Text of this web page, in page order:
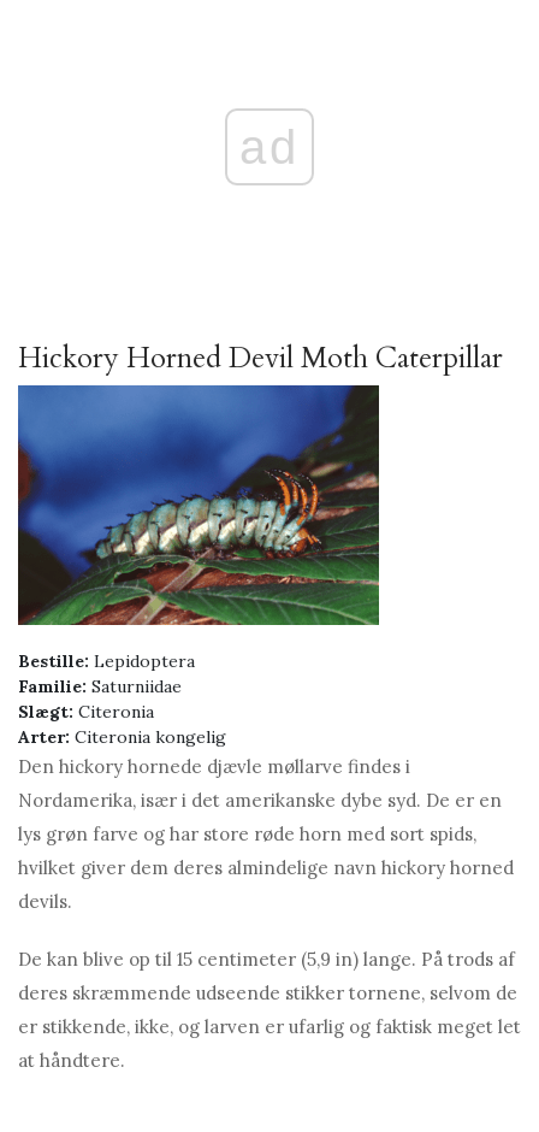
ad
Hickory Horned Devil Moth Caterpillar
Bestille: Lepidoptera
Familie: Saturniidae
Slægt: Citeronia
Arter: Citeronia kongelig
Den hickory hornede djævle møllarve findes i
Nordamerika, især i det amerikanske dybe syd. De er en
lys grøn farve og har store røde horn med sort spids,
hvilket giver dem deres almindelige navn hickory horned
devils.
De kan blive op til 15 centimeter (5,9 in) lange. På trods af
deres skræmmende udseende stikker tornene, selvom de
er stikkende, ikke, og larven er ufarlig og faktisk meget let
at håndtere.